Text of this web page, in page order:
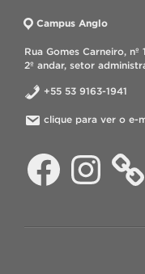
Campus Anglo
Rua Gomes Carneiro,
2º andar, setor
+55 53 9163-1941
clique para ver o e-
Facebook Instagram